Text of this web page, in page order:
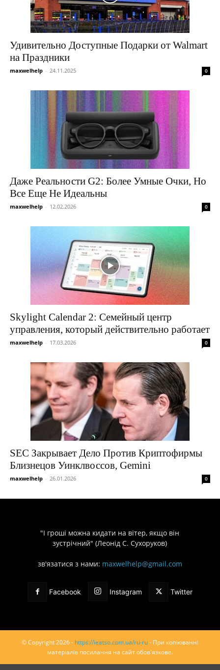
Удивительно Доступные Подарки от Walmart
на Праздники
maxwelhelp - 24.11.2025 0
Даже Реальности G2: Более Умные Очки, Но
Все Еще Не Идеальны
maxwelhelp - 12.02.2026 0
Skylight Calendar 2: Семейный центр
управления, который действительно работает
maxwelhelp - 17.03.2026 0
SEC Закрывает Дело Против Криптофирмы
Близнецов Уинклвоссов, Gemini
maxwelhelp - 26.01.2026 0
"І гроші можна кидати на вітер, якщо він
зустрічний" (Леонід С. Сухоруков)
зв'язатися з нами: maxwelhelp@gmail.com
Facebook Instagram Twitter
© Copyright 2026 - https://ieatso.com.ua/ru-ru- При копіюванні
матеріалів посилання на сайт обов'язкове.